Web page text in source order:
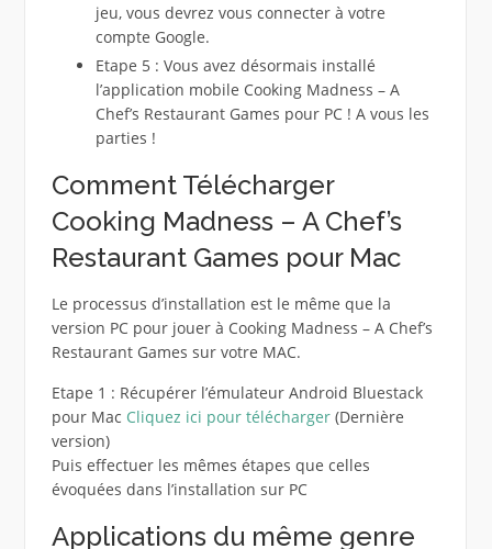
jeu, vous devrez vous connecter à votre
compte Google.
Etape 5 : Vous avez désormais installé
l’application mobile Cooking Madness – A
Chef’s Restaurant Games pour PC ! A vous les
parties !
Comment Télécharger
Cooking Madness – A Chef’s
Restaurant Games pour Mac
Le processus d’installation est le même que la
version PC pour jouer à Cooking Madness – A Chef’s
Restaurant Games sur votre MAC.
Etape 1 : Récupérer l’émulateur Android Bluestack
pour Mac Cliquez ici pour télécharger(Dernière
version)
Puis effectuer les mêmes étapes que celles
évoquées dans l’installation sur PC
Applications du même genre